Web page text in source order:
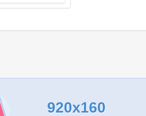
920x160